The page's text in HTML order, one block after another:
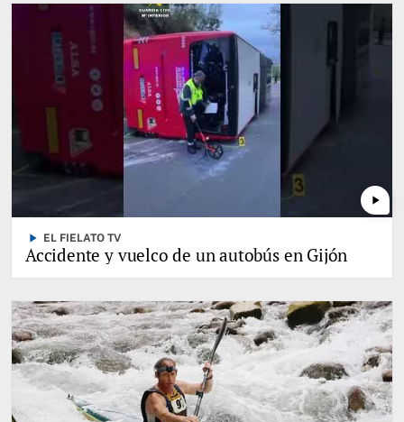
play_arrow
play_arrow EL FIELATO TV
Accidente y vuelco de un autobús en Gijón